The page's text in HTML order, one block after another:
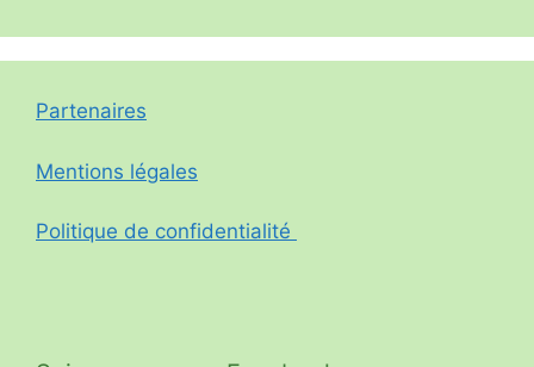
Partenaires
Mentions légales
Politique de confidentialité